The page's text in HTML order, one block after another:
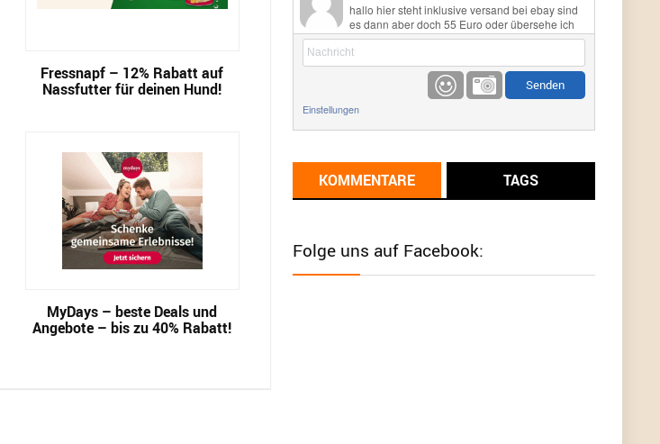
Fressnapf – 12% Rabatt auf
Nassfutter für deinen Hund!
MyDays – beste Deals und
Angebote – bis zu 40% Rabatt!
hallo hier steht inklusive versand bei ebay sind
es dann aber doch 55 Euro oder übersehe ich
etwas
9/1/20226:17
Ich glaube du hast den Sinn eines
Schnäppchenblogs noch immer nicht
Günni 9/1/2022
meisten Deals sind Tagespreise!
Einstellungen
KOMMENTARE TAGS
Folge uns auf Facebook: